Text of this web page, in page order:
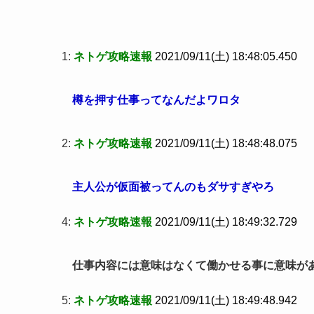
1: ネトゲ攻略速報 2021/09/11(土) 18:48:05.450
樽を押す仕事ってなんだよワロタ
2: ネトゲ攻略速報 2021/09/11(土) 18:48:48.075
主人公が仮面被ってんのもダサすぎやろ
4: ネトゲ攻略速報 2021/09/11(土) 18:49:32.729
仕事内容には意味はなくて働かせる事に意味が
5: ネトゲ攻略速報 2021/09/11(土) 18:49:48.942